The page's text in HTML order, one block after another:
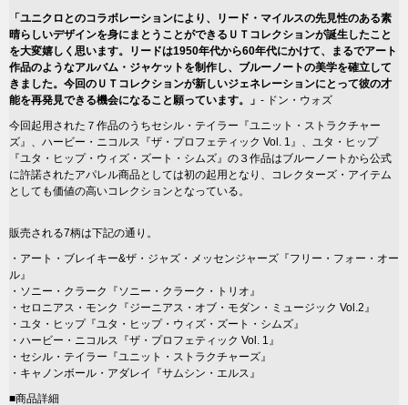
「ユニクロとのコラボレーションにより、リード・マイルスの先見性のある素
晴らしいデザインを身にまとうことができるＵＴコレクションが誕生したこと
を大変嬉しく思います。リードは1950年代から60年代にかけて、まるでアート
作品のようなアルバム・ジャケットを制作し、ブルーノートの美学を確立して
きました。今回のＵＴコレクションが新しいジェネレーションにとって彼の才
能を再発見できる機会になること願っています。」 - ドン・ウォズ
今回起用された７作品のうちセシル・テイラー『ユニット・ストラクチャー
ズ』、ハービー・ニコルス『ザ・プロフェティック Vol. 1』、ユタ・ヒップ
『ユタ・ヒップ・ウィズ・ズート・シムズ』の３作品はブルーノートから公式
に許諾されたアパレル商品としては初の起用となり、コレクターズ・アイテム
としても価値の高いコレクションとなっている。
販売される7柄は下記の通り。
・アート・ブレイキー&ザ・ジャズ・メッセンジャーズ『フリー・フォー・オー
ル』
・ソニー・クラーク『ソニー・クラーク・トリオ』
・セロニアス・モンク『ジーニアス・オブ・モダン・ミュージック Vol.2』
・ユタ・ヒップ『ユタ・ヒップ・ウィズ・ズート・シムズ』
・ハービー・ニコルス『ザ・プロフェティック Vol. 1』
・セシル・テイラー『ユニット・ストラクチャーズ』
・キャノンボール・アダレイ『サムシン・エルス』
■商品詳細